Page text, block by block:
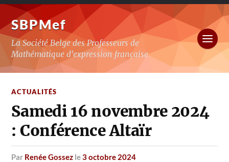
SBPMef
La Société Belge des Professeurs de
Mathématique d'expression française
ACTUALITÉS
Samedi 16 novembre 2024
: Conférence Altaïr
par Renée Gossez le3 octobre 2024